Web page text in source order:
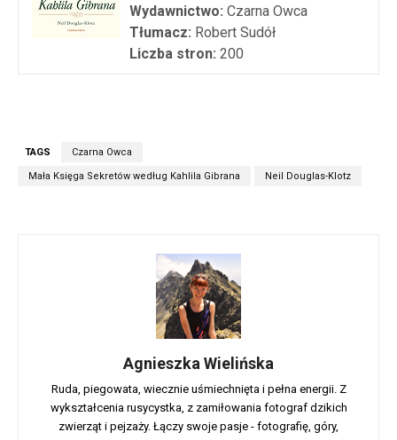
Wydawnictwo: Czarna Owca
Tłumacz: Robert Sudół
Liczba stron: 200
TAGS Czarna Owca
Mała Księga Sekretów według Kahlila Gibrana Neil Douglas-Klotz
Agnieszka Wielińska
Ruda, piegowata, wiecznie uśmiechnięta i pełna energii. Z
wykształcenia rusycystka, z zamiłowania fotograf dzikich
zwierząt i pejzaży. Łączy swoje pasje - fotografię, góry,